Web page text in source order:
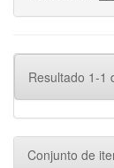
Resultado 1-1
Conjunto de